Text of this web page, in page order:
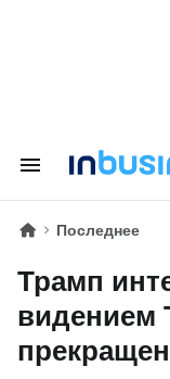
Последнее
Трамп
видением